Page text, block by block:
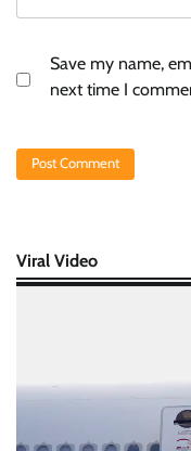
Save my name,
next time I
Viral Video